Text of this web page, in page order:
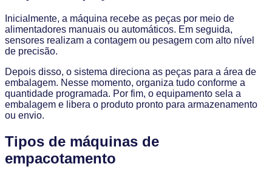
Inicialmente, a máquina recebe as peças por meio de
alimentadores manuais ou automáticos. Em seguida,
sensores realizam a contagem ou pesagem com alto nível
de precisão.
Depois disso, o sistema direciona as peças para a área de
embalagem. Nesse momento, organiza tudo conforme a
quantidade programada. Por fim, o equipamento sela a
embalagem e libera o produto pronto para armazenamento
ou envio.
Tipos de máquinas de
empacotamento